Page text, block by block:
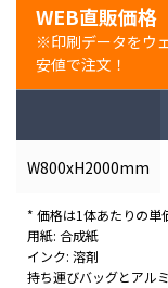
WEB直販価格
※印刷データをウ
安値で注文！
W800xH2000mm
* 価格は1体あたりの単
用紙: 合成紙
インク: 溶剤
持ち運びバッグとアル